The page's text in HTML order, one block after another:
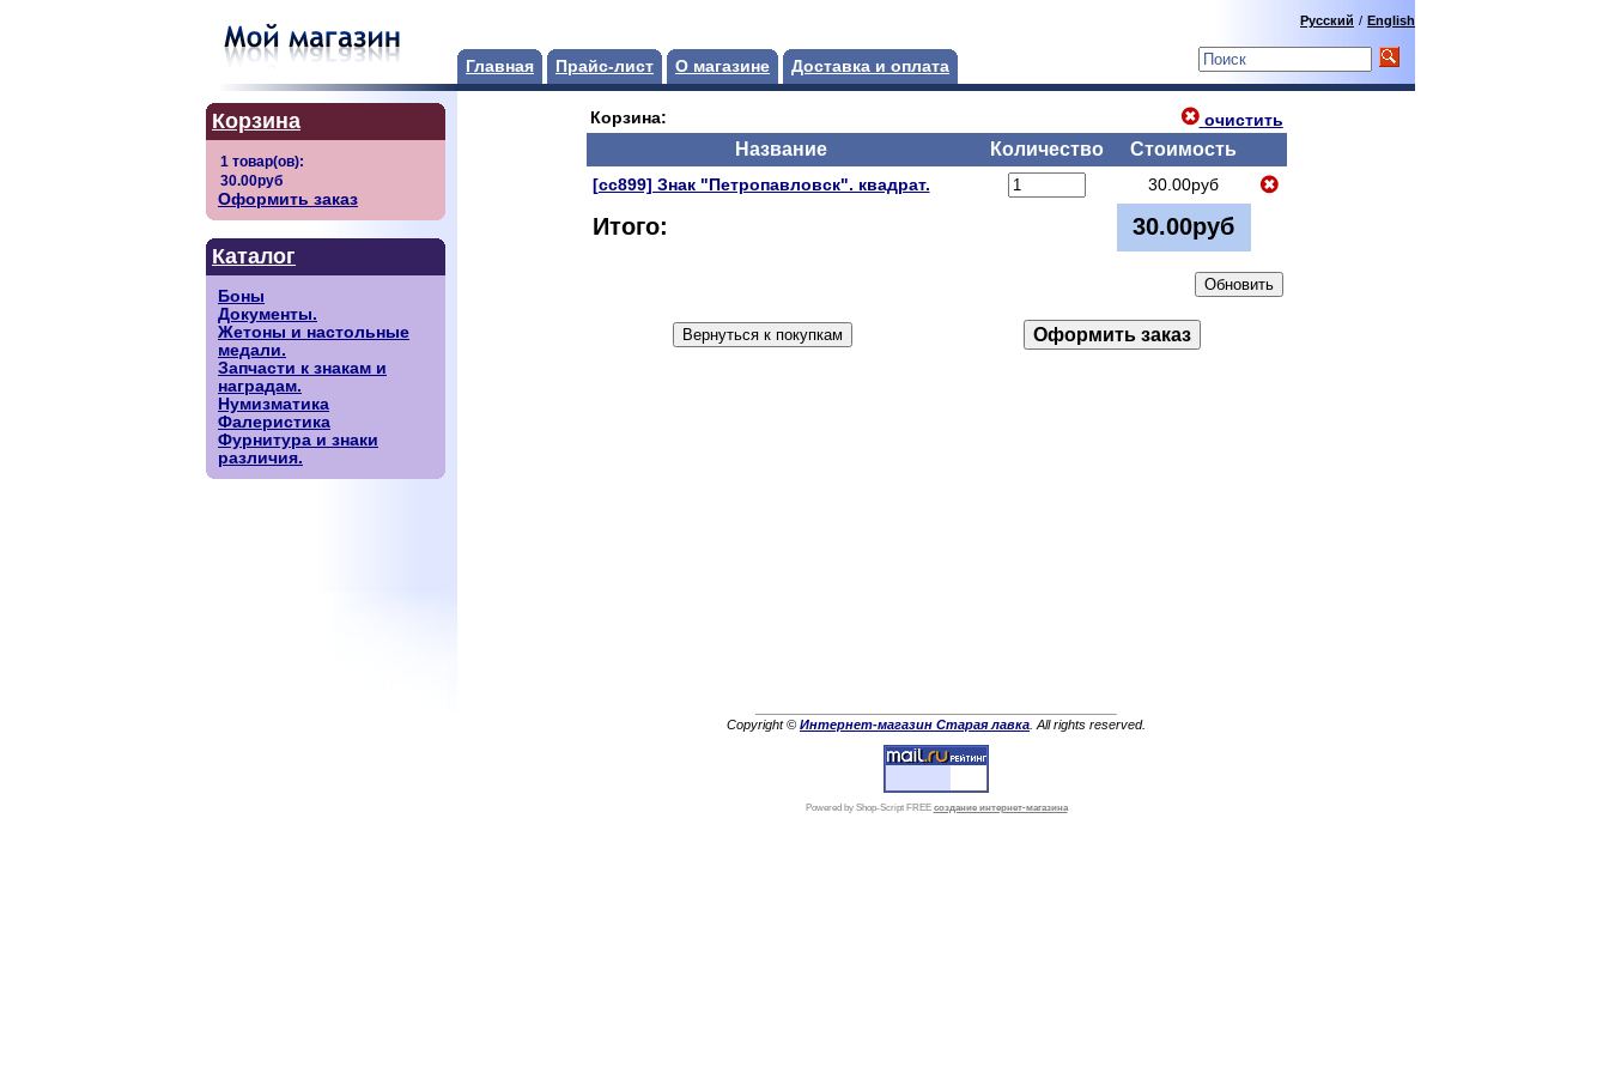
Главная Прайс-лист О магазине Доставка и оплата
Русский / English
Корзина
Оформить заказ
Каталог
Боны
Документы.
Жетоны и настольные
медали.
Запчасти к знакам и
наградам.
Нумизматика
Фалеристика
Фурнитура и знаки
различия.
Корзина: очистить
Название Количество Стоимость
[сс899] Знак "Петропавловск". квадрат. 30.00руб
Итого: 30.00руб
Copyright © Интернет-магазин Старая лавка . All rights reserved.
Powered by Shop-Script FREE создание интернет-магазина